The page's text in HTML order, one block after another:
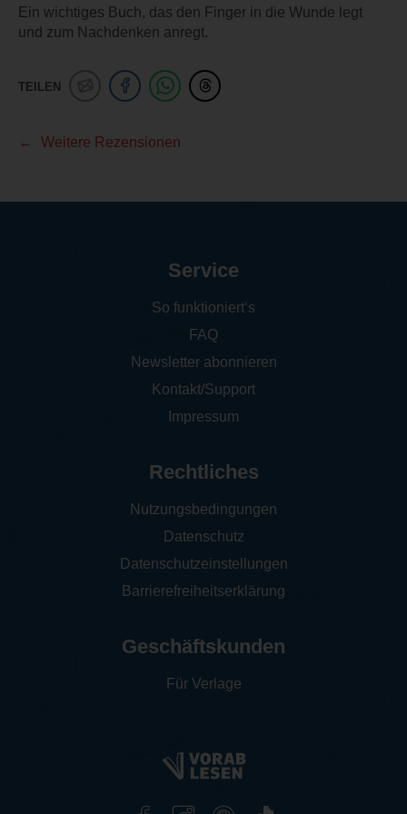
Ein wichtiges Buch, das den Finger in die Wunde legt
und zum Nachdenken anregt.
TEILEN
Weitere Rezensionen
Service
So funktioniert‘s
FAQ
Newsletter abonnieren
Kontakt/Support
Impressum
Rechtliches
Nutzungsbedingungen
Datenschutz
Datenschutzeinstellungen
Barrierefreiheitserklärung
Geschäftskunden
Für Verlage